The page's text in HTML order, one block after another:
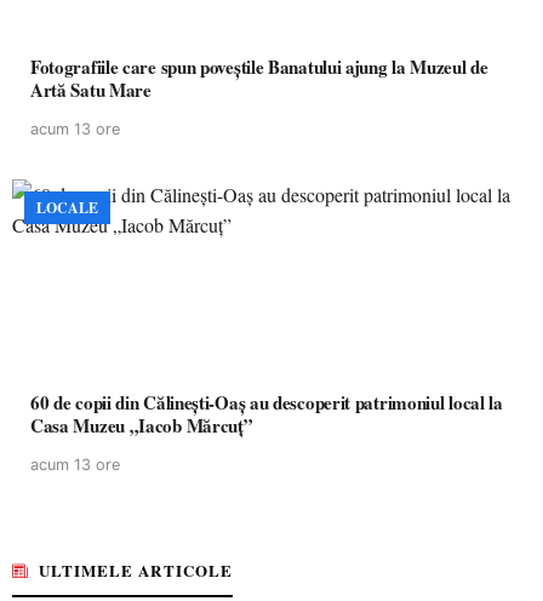
Fotografiile care spun poveștile Banatului ajung la Muzeul de
Artă Satu Mare
acum 13 ore
LOCALE
60 de copii din Călinești-Oaș au descoperit patrimoniul local la
Casa Muzeu „Iacob Mărcuț”
acum 13 ore
ULTIMELE ARTICOLE